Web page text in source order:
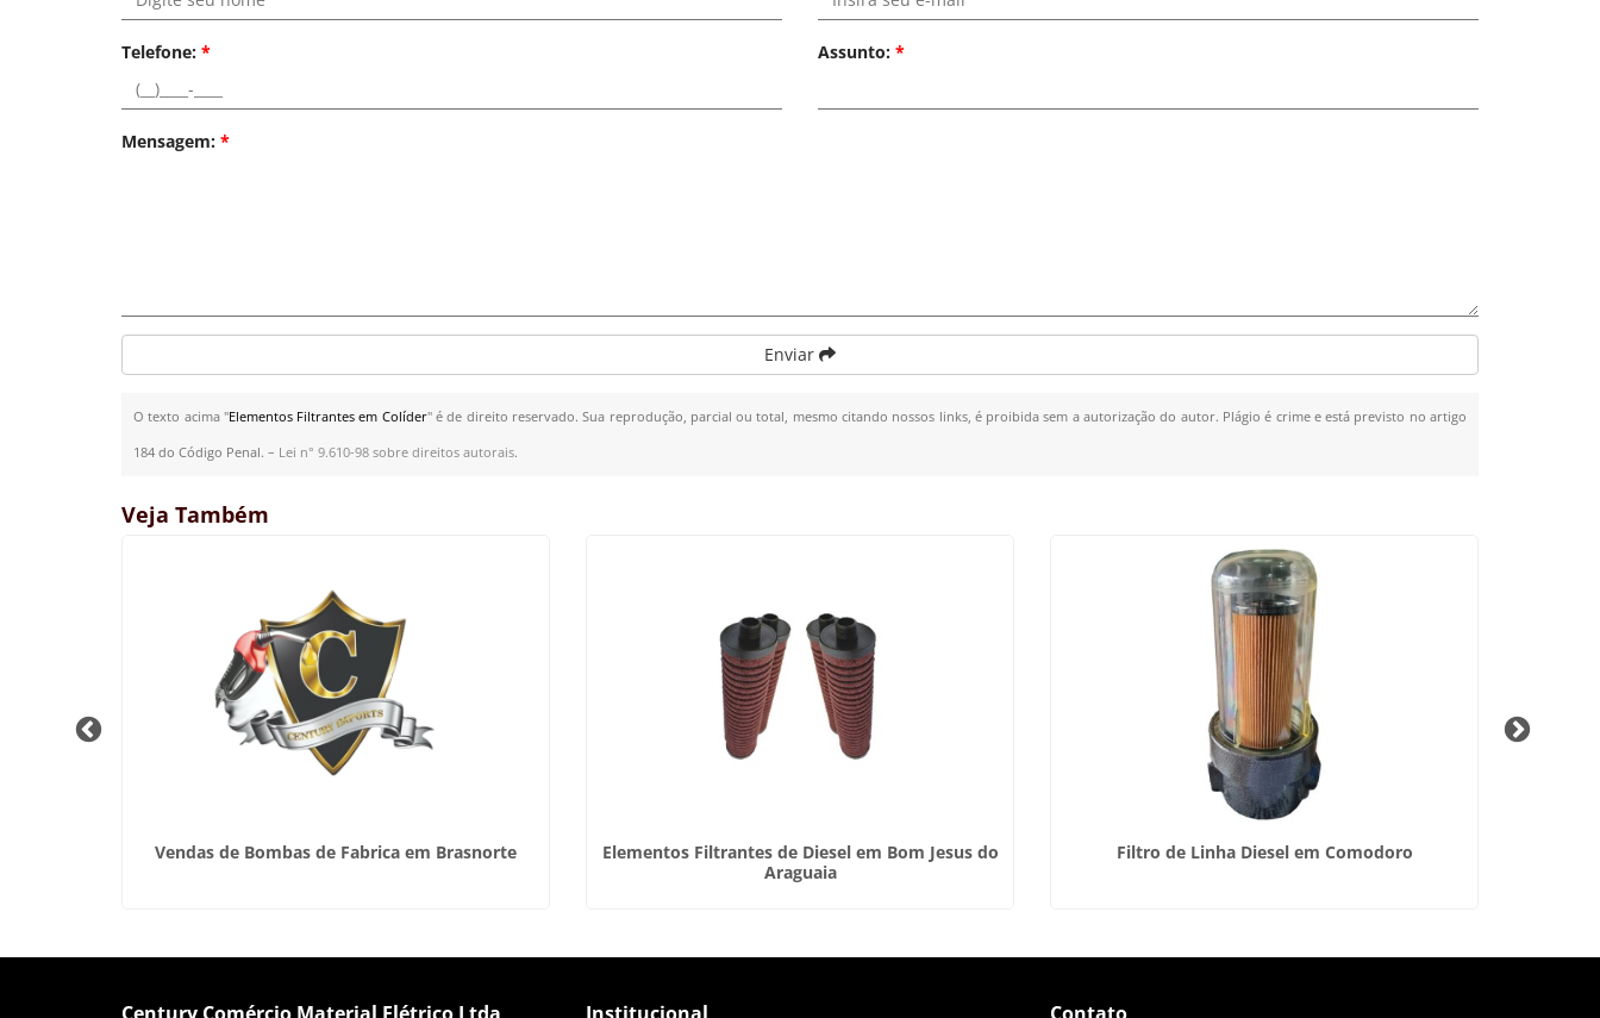
Telefone: * Assunto: *
Mensagem: *
Enviar
O texto acima "Elementos Filtrantes em Colíder" é de direito reservado. Sua reprodução, parcial ou total, mesmo citando nossos links, é proibida sem a autorização do autor. Plágio é crime e está previsto no artigo
184 do Código Penal. – Lei n° 9.610-98 sobre direitos autorais.
Veja Também
Vendas de Bombas de Fabrica em Brasnorte
Elementos Filtrantes de Diesel em Bom Jesus do
Araguaia
Filtro de Linha Diesel em Comodoro